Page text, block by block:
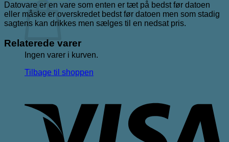
Ingen varer i kurven.
Tilbage til shoppen
Datovare er en vare som enten er tæt på bedst før datoen
eller måske er overskredet bedst før datoen men som stadig
sagtens kan drikkes men sælges til en nedsat pris.
Relaterede varer